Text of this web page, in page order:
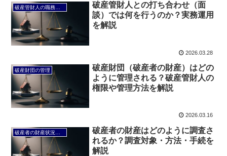
破産管財人の職務（破産管財業務）
破産管財人との打ち合わせ（面
談）では何を行うのか？実務運用
を解説
2026.03.28
破産財団の管理
破産財団（破産者の財産）はどの
ように管理される？破産管財人の
権限や管理方法を解説
2026.03.16
破産者の財産状況の調査
破産者の財産はどのように調査さ
れるか？調査対象・方法・手続を
解説